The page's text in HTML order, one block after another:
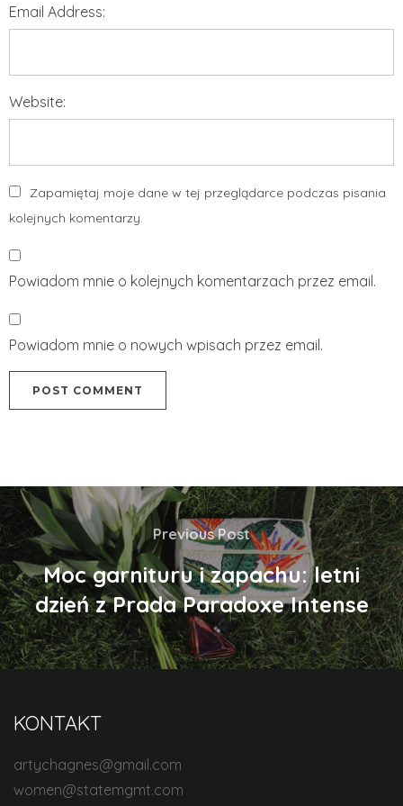
Email Address:
Website:
Zapamiętaj moje dane w tej przeglądarce podczas pisania
kolejnych komentarzy.
Powiadom mnie o kolejnych komentarzach przez email.
Powiadom mnie o nowych wpisach przez email.
Previous Post
Moc garnituru i zapachu: letni
dzień z Prada Paradoxe Intense
KONTAKT
artychagnes@gmail.com
women@statemgmt.com